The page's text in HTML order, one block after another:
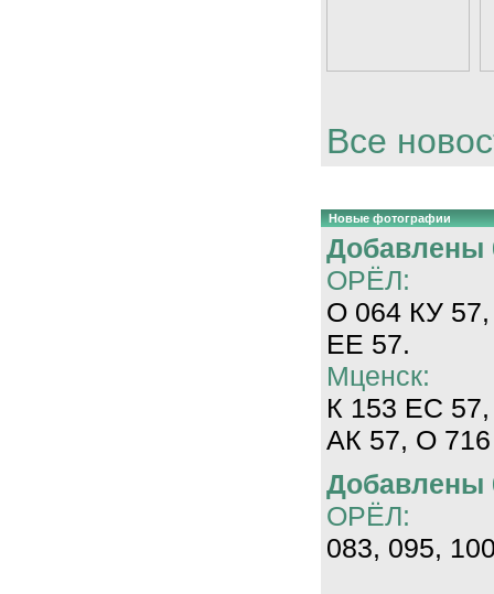
Все
Новые фотографии
Добавлены
ОРЁЛ:
О 064 КУ
ЕЕ 57.
Мценск:
К 153 ЕС
АК 57, О
Добавлены
ОРЁЛ:
083, 095,